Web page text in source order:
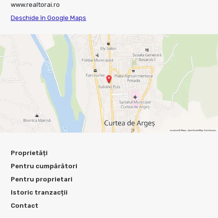
www.realtorai.ro
Deschide în Google Maps
Proprietăți
Pentru cumpărători
Pentru proprietari
Istoric tranzacții
Contact